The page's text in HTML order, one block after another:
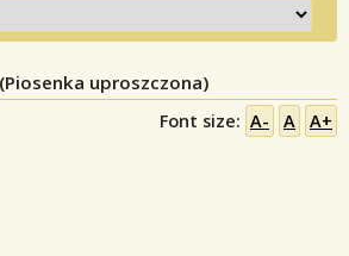
uproszczona)
Font size: A- A A+